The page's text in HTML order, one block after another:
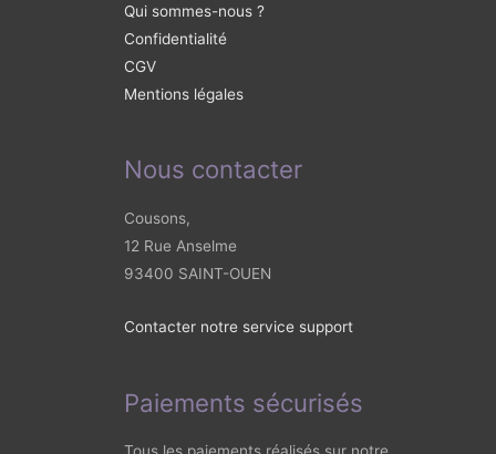
Qui sommes-nous ?
Confidentialité
CGV
Mentions légales
Nous contacter
Cousons,
12 Rue Anselme
93400 SAINT-OUEN
Contacter notre service support
Paiements sécurisés